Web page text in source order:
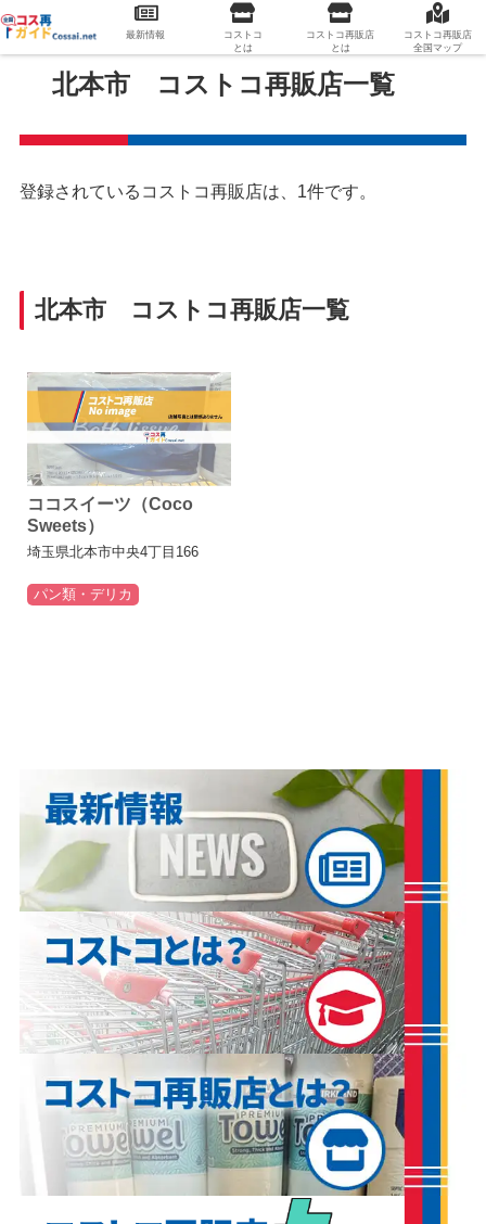
北本市 コストコ再販店一覧
登録されているコストコ再販店は、1件です。
北本市 コストコ再販店一覧
ココスイーツ（Coco
Sweets）
埼玉県北本市中央4丁目166
パン類・デリカ
最新情報
コストコ
とは
コストコ再販店
とは
コストコ再販店
全国マップ